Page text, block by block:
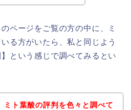
ページをご覧の方の中に、ミ
る方がいたら、私と同じよう
という感じで調べてみるとい
ミト葉酸の評判を色々と調べて